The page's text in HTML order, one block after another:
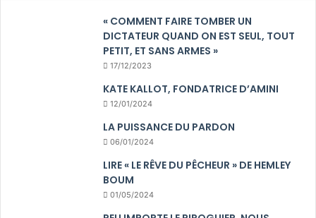
« COMMENT FAIRE TOMBER UN
DICTATEUR QUAND ON EST SEUL, TOUT
PETIT, ET SANS ARMES »
17/12/2023
KATE KALLOT, FONDATRICE D’AMINI
12/01/2024
LA PUISSANCE DU PARDON
06/01/2024
LIRE « LE RÊVE DU PÊCHEUR » DE HEMLEY
BOUM
01/05/2024